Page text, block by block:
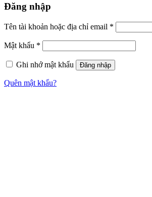
Đăng nhập
Tên tài khoản hoặc địa chỉ email *
Mật khẩu *
Ghi nhớ mật khẩu Đăng nhập
Quên mật khẩu?